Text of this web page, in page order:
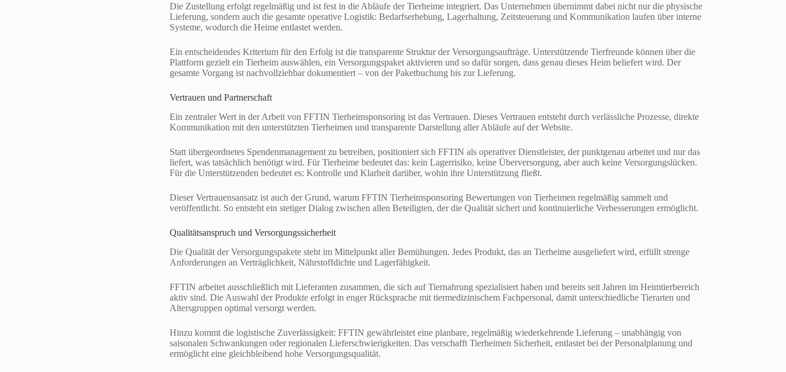
Die Zustellung erfolgt regelmäßig und ist fest in die Abläufe der Tierheime integriert. Das Unternehmen übernimmt dabei nicht nur die physische
Lieferung, sondern auch die gesamte operative Logistik: Bedarfserhebung, Lagerhaltung, Zeitsteuerung und Kommunikation laufen über interne
Systeme, wodurch die Heime entlastet werden.
Ein entscheidendes Kriterium für den Erfolg ist die transparente Struktur der Versorgungsaufträge. Unterstützende Tierfreunde können über die
Plattform gezielt ein Tierheim auswählen, ein Versorgungspaket aktivieren und so dafür sorgen, dass genau dieses Heim beliefert wird. Der
gesamte Vorgang ist nachvollziehbar dokumentiert – von der Paketbuchung bis zur Lieferung.
Vertrauen und Partnerschaft
Ein zentraler Wert in der Arbeit von FFTIN Tierheimsponsoring ist das Vertrauen. Dieses Vertrauen entsteht durch verlässliche Prozesse, direkte
Kommunikation mit den unterstützten Tierheimen und transparente Darstellung aller Abläufe auf der Website.
Statt übergeordnetes Spendenmanagement zu betreiben, positioniert sich FFTIN als operativer Dienstleister, der punktgenau arbeitet und nur das
liefert, was tatsächlich benötigt wird. Für Tierheime bedeutet das: kein Lagerrisiko, keine Überversorgung, aber auch keine Versorgungslücken.
Für die Unterstützenden bedeutet es: Kontrolle und Klarheit darüber, wohin ihre Unterstützung fließt.
Dieser Vertrauensansatz ist auch der Grund, warum FFTIN Tierheimsponsoring Bewertungen von Tierheimen regelmäßig sammelt und
veröffentlicht. So entsteht ein stetiger Dialog zwischen allen Beteiligten, der die Qualität sichert und kontinuierliche Verbesserungen ermöglicht.
Qualitätsanspruch und Versorgungssicherheit
Die Qualität der Versorgungspakete steht im Mittelpunkt aller Bemühungen. Jedes Produkt, das an Tierheime ausgeliefert wird, erfüllt strenge
Anforderungen an Verträglichkeit, Nährstoffdichte und Lagerfähigkeit.
FFTIN arbeitet ausschließlich mit Lieferanten zusammen, die sich auf Tiernahrung spezialisiert haben und bereits seit Jahren im Heimtierbereich
aktiv sind. Die Auswahl der Produkte erfolgt in enger Rücksprache mit tiermedizinischem Fachpersonal, damit unterschiedliche Tierarten und
Altersgruppen optimal versorgt werden.
Hinzu kommt die logistische Zuverlässigkeit: FFTIN gewährleistet eine planbare, regelmäßig wiederkehrende Lieferung – unabhängig von
saisonalen Schwankungen oder regionalen Lieferschwierigkeiten. Das verschafft Tierheimen Sicherheit, entlastet bei der Personalplanung und
ermöglicht eine gleichbleibend hohe Versorgungsqualität.